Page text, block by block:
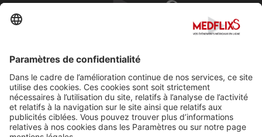
À propos de MedflixS®
Aide
Contact
Mentions légales